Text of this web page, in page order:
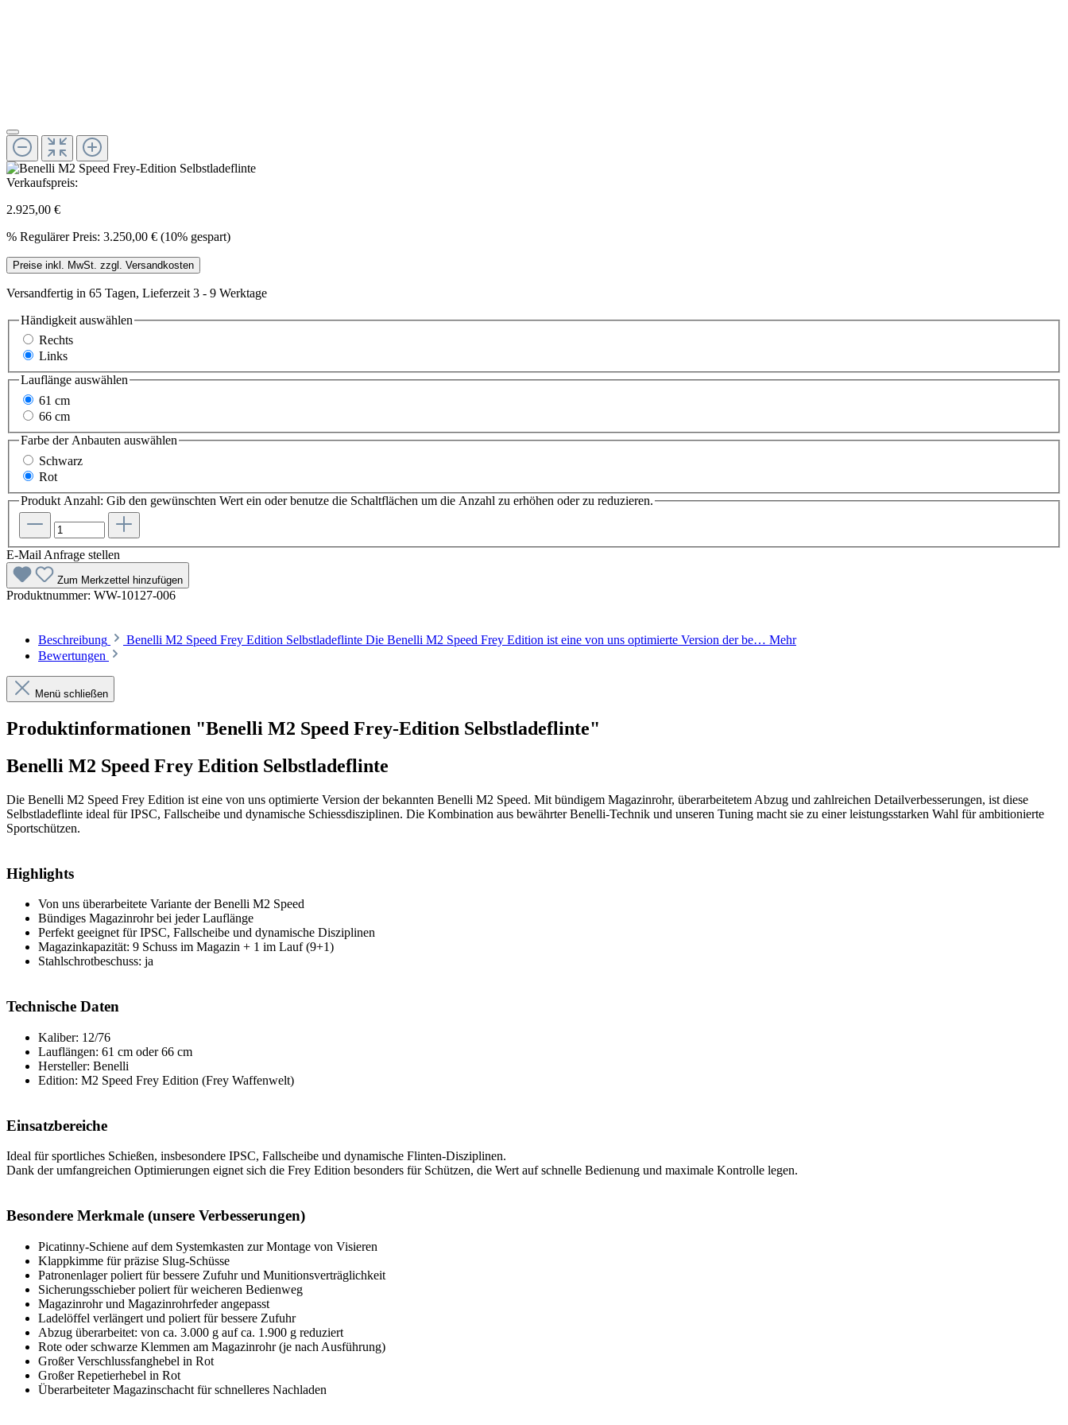
Verkaufspreis:
2.925,00 €
% Regulärer Preis: 3.250,00 € (10% gespart)
Preise inkl. MwSt. zzgl. Versandkosten
Versandfertig in 65 Tagen, Lieferzeit 3 - 9 Werktage
Händigkeit auswählen
Rechts
Links
Lauflänge auswählen
61 cm
66 cm
Farbe der Anbauten auswählen
Schwarz
Rot
Produkt Anzahl: Gib den gewünschten Wert ein oder benutze die Schaltflächen um die Anzahl zu erhöhen oder zu reduzieren.
E-Mail Anfrage stellen
Zum Merkzettel hinzufügen
Produktnummer: WW-10127-006
Beschreibung Benelli M2 Speed Frey Edition Selbstladeflinte Die Benelli M2 Speed Frey Edition ist eine von uns optimierte Version der be… Mehr
Bewertungen
Menü schließen
Produktinformationen "Benelli M2 Speed Frey-Edition Selbstladeflinte"
Benelli M2 Speed Frey Edition Selbstladeflinte
Die Benelli M2 Speed Frey Edition ist eine von uns optimierte Version der bekannten Benelli M2 Speed. Mit bündigem Magazinrohr, überarbeitetem Abzug und zahlreichen Detailverbesserungen, ist diese
Selbstladeflinte ideal für IPSC, Fallscheibe und dynamische Schiessdisziplinen. Die Kombination aus bewährter Benelli-Technik und unseren Tuning macht sie zu einer leistungsstarken Wahl für ambitionierte
Sportschützen.
Highlights
Von uns überarbeitete Variante der Benelli M2 Speed
Bündiges Magazinrohr bei jeder Lauflänge
Perfekt geeignet für IPSC, Fallscheibe und dynamische Disziplinen
Magazinkapazität: 9 Schuss im Magazin + 1 im Lauf (9+1)
Stahlschrotbeschuss: ja
Technische Daten
Kaliber: 12/76
Lauflängen: 61 cm oder 66 cm
Hersteller: Benelli
Edition: M2 Speed Frey Edition (Frey Waffenwelt)
Einsatzbereiche
Ideal für sportliches Schießen, insbesondere IPSC, Fallscheibe und dynamische Flinten-Disziplinen.
Dank der umfangreichen Optimierungen eignet sich die Frey Edition besonders für Schützen, die Wert auf schnelle Bedienung und maximale Kontrolle legen.
Besondere Merkmale (unsere Verbesserungen)
Picatinny-Schiene auf dem Systemkasten zur Montage von Visieren
Klappkimme für präzise Slug-Schüsse
Patronenlager poliert für bessere Zufuhr und Munitionsverträglichkeit
Sicherungsschieber poliert für weicheren Bedienweg
Magazinrohr und Magazinrohrfeder angepasst
Ladelöffel verlängert und poliert für bessere Zufuhr
Abzug überarbeitet: von ca. 3.000 g auf ca. 1.900 g reduziert
Rote oder schwarze Klemmen am Magazinrohr (je nach Ausführung)
Großer Verschlussfanghebel in Rot
Großer Repetierhebel in Rot
Überarbeiteter Magazinschacht für schnelleres Nachladen